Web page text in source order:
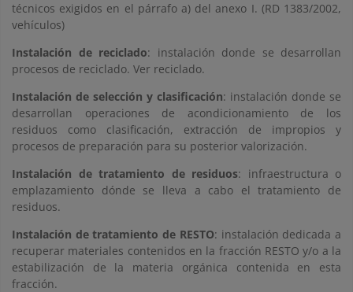
técnicos exigidos en el párrafo a) del anexo I. (RD 1383/2002,
vehículos)
Instalación de reciclado: instalación donde se desarrollan
procesos de reciclado. Ver reciclado.
Instalación de selección y clasificación: instalación donde se
desarrollan operaciones de acondicionamiento de los
residuos como clasificación, extracción de impropios y
procesos de preparación para su posterior valorización.
Instalación de tratamiento de residuos: infraestructura o
emplazamiento dónde se lleva a cabo el tratamiento de
residuos.
Instalación de tratamiento de RESTO: instalación dedicada a
recuperar materiales contenidos en la fracción RESTO y/o a la
estabilización de la materia orgánica contenida en esta
fracción.